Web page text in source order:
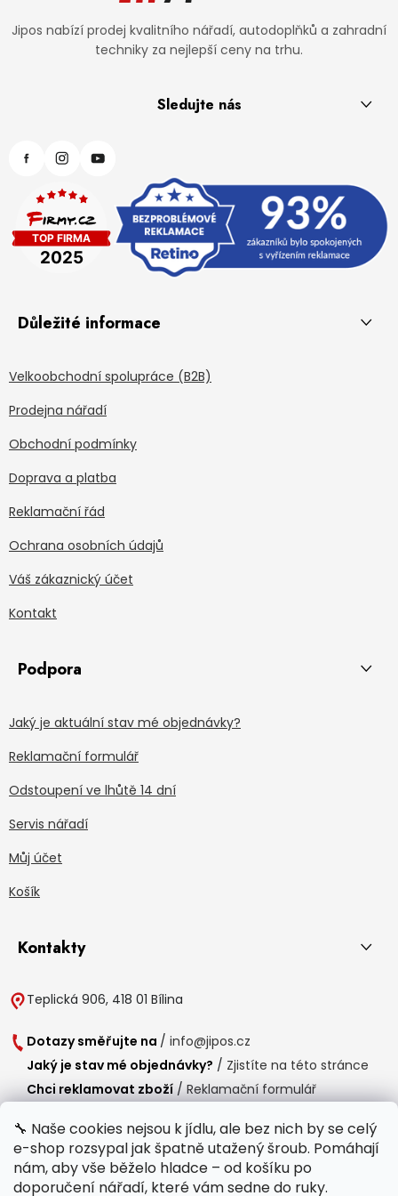
🔧 Naše cookies nejsou k jídlu, ale bez nich by se celý
e-shop rozsypal jak špatně utažený šroub. Pomáhají
nám, aby vše běželo hladce – od košíku po
doporučení nářadí, které vám sedne do ruky.
Jipos nabízí prodej kvalitního nářadí, autodoplňků a zahradní
techniky za nejlepší ceny na trhu.
Sledujte nás
Důležité informace
Velkoobchodní spolupráce (B2B)
Prodejna nářadí
Obchodní podmínky
Doprava a platba
Reklamační řád
Ochrana osobních údajů
Váš zákaznický účet
Kontakt
Podpora
Jaký je aktuální stav mé objednávky?
Reklamační formulář
Odstoupení ve lhůtě 14 dní
Servis nářadí
Můj účet
Košík
Kontakty
Teplická 906, 418 01 Bílina
Dotazy směřujte na / info@jipos.cz
Jaký je stav mé objednávky? / Zjistíte na této stránce
Chci reklamovat zboží / Reklamační formulář
Provozní doba
Po-Čt / 8:00 - 15:00